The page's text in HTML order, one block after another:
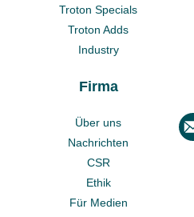
Troton Specials
Troton Adds
Industry
Firma
Über uns
Nachrichten
CSR
Ethik
Für Medien